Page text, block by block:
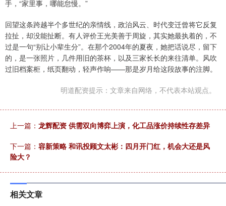
手，“家里事，哪能怠慢。”
回望这条跨越半个多世纪的亲情线，政治风云、时代变迁曾将它反复
拉扯，却没能扯断。有人评价王光美善于周旋，其实她最执着的，不
过是一句“别让小辈生分”。在那个2004年的夏夜，她把话说尽，留下
的，是一张照片，几件用旧的茶杯，以及三家长长的来往清单。风吹
过旧档案柜，纸页翻动，轻声作响——那是岁月给这段故事的注脚。
明道配资提示：文章来自网络，不代表本站观点。
上一篇： 龙辉配资 供需双向博弈上演，化工品涨价持续性存差异
下一篇： 容新策略 和讯投顾文太彬：四月开门红，机会大还是风
险大？
相关文章